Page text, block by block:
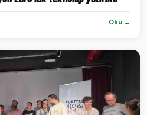
Oku →